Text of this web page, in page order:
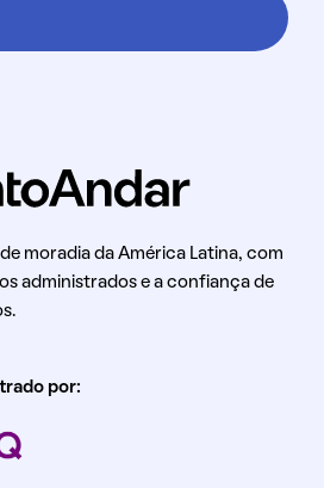
moradia da América Latina, com
administrados e a confiança de
por: